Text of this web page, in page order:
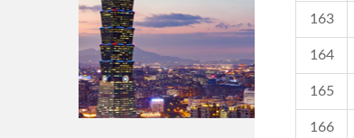
163
164
165
166